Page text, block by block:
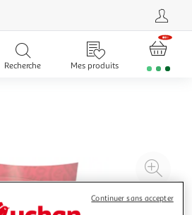
Recherche Mes produits
à
Continuer sans accepter